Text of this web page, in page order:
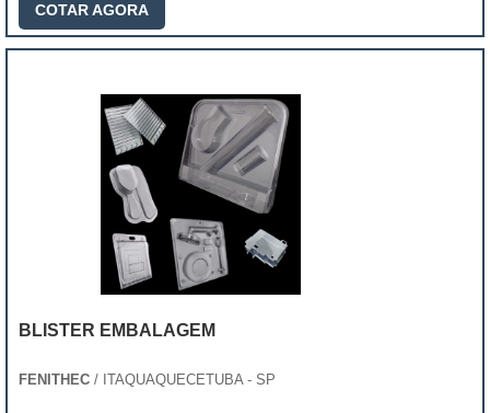
COTAR AGORA
BLISTER EMBALAGEM
FENITHEC / ITAQUAQUECETUBA - SP